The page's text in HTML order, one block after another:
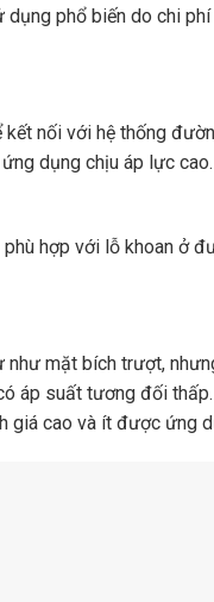
phổ biến do chi
nối với hệ thống
dụng chịu áp lực
hợp với lỗ khoan ở
mặt bích trượt,
áp suất tương đối
giá cao và ít được ứng